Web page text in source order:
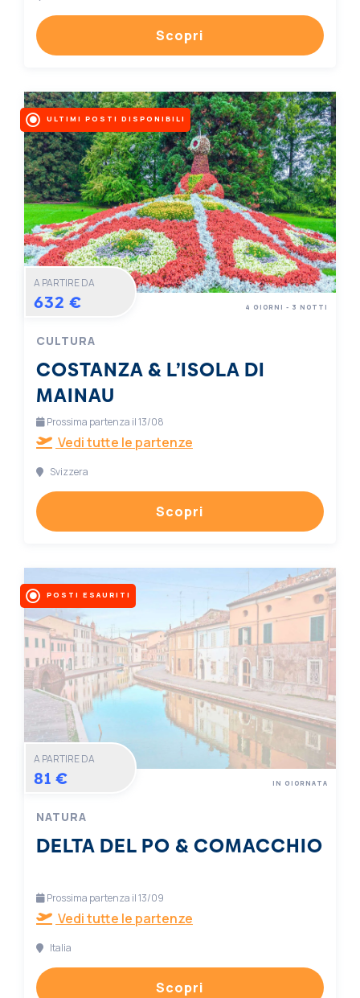
Scopri
ULTIMI POSTI DISPONIBILI
A PARTIRE DA
632 €
CULTURA
COSTANZA & L’ISOLA DI
MAINAU
4 GIORNI - 3 NOTTI
Prossima partenza il 13/08
Vedi tutte le partenze
Svizzera
Scopri
POSTI ESAURITI
A PARTIRE DA
81 €
NATURA
DELTA DEL PO & COMACCHIO
IN GIORNATA
Prossima partenza il 13/09
Vedi tutte le partenze
Italia
Scopri